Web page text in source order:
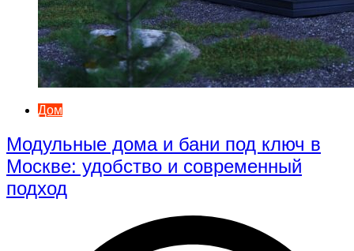
Дом
Модульные дома и бани под ключ в
Москве: удобство и современный
подход